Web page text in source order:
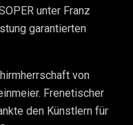
unter Franz
garantierten
von
Frenetischer
den Künstlern für